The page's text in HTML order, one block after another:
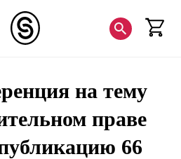
на тему
праве
66